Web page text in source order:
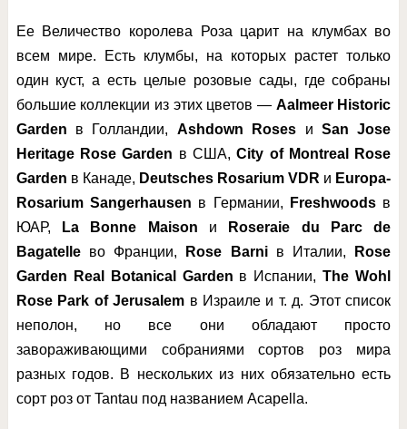
Ее Величество королева Роза царит на клумбах во
всем мире. Есть клумбы, на которых растет только
один куст, а есть целые розовые сады, где собраны
большие коллекции из этих цветов — Aalmeer Historic
Garden в Голландии, Ashdown Roses иSan Jose
Heritage Rose Garden в США,City of Montreal Rose
Garden в Канаде, Deutsches Rosarium VDR и Europa-
Rosarium Sangerhausen в Германии, Freshwoods в
ЮАР, La Bonne Maison и
Roseraie du Parc de
Bagatelleво Франции, Rose Barniв Италии,
Rose
Garden Real Botanical Garden в Испании,The Wohl
Rose Park of Jerusalem в Израиле и т. д. Этот список
неполон, но все они обладают просто
завораживающими собраниями сортов роз мира
разных годов. В нескольких из них обязательно есть
сорт роз от Tantau под названием Acapella.